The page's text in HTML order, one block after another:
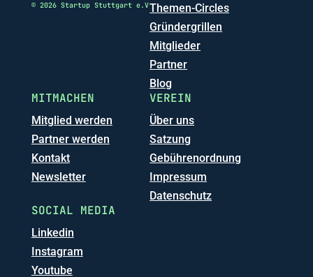
© 2026 Startup Stuttgart e.VThemen-Circles
Gründergrillen
Mitglieder
Partner
Blog
MITMACHEN
Mitglied werden
Partner werden
Kontakt
Newsletter
VEREIN
Über uns
Satzung
Gebührenordnung
Impressum
Datenschutz
SOCIAL MEDIA
Linkedin
Instagram
Youtube